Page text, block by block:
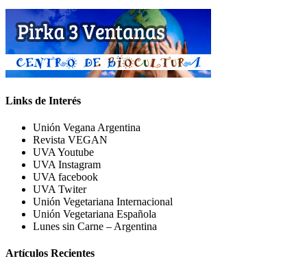
Links de Interés
Unión Vegana Argentina
Revista VEGAN
UVA Youtube
UVA Instagram
UVA facebook
UVA Twiter
Unión Vegetariana Internacional
Unión Vegetariana Española
Lunes sin Carne – Argentina
Artículos Recientes